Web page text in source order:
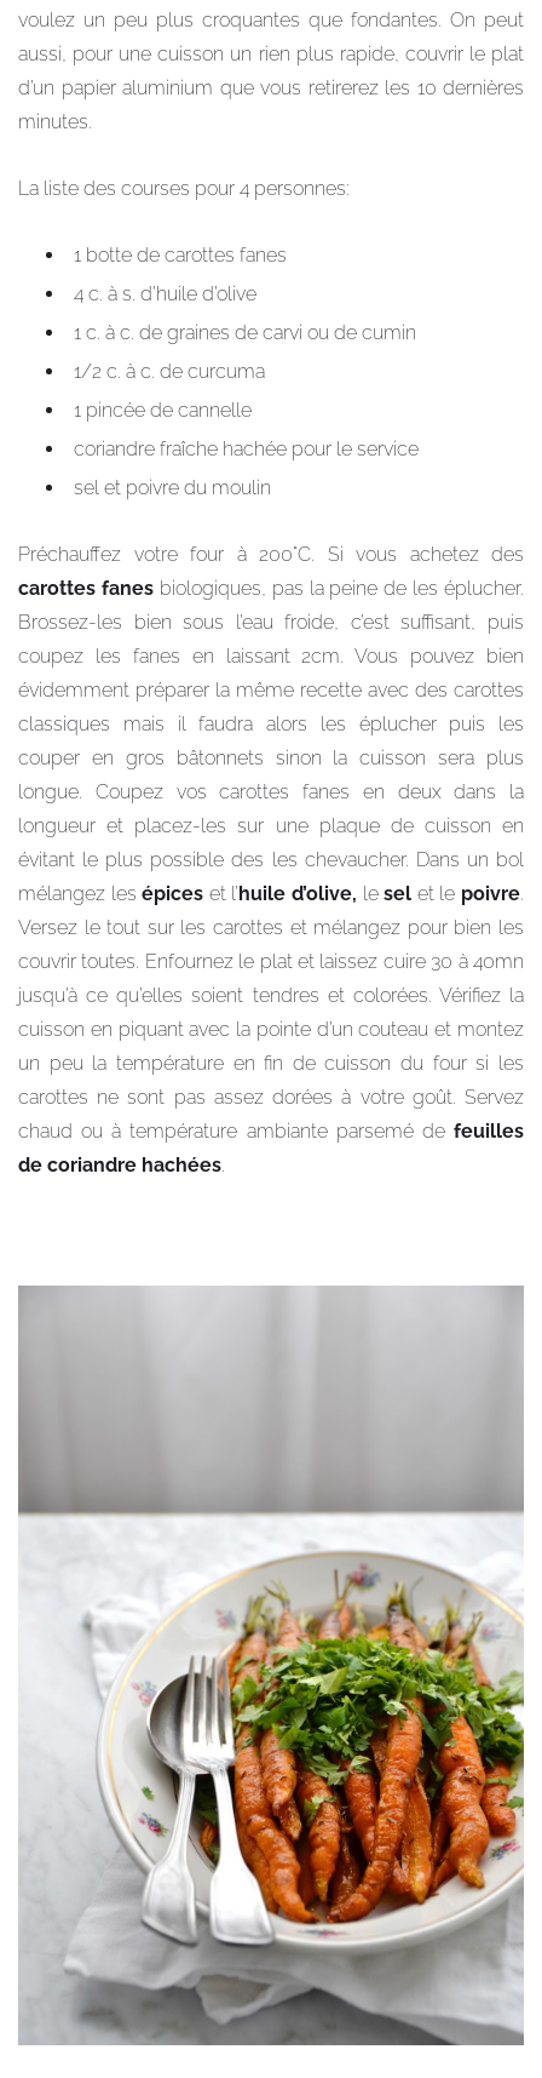
voulez un peu plus croquantes que fondantes. On peut
aussi, pour une cuisson un rien plus rapide, couvrir le plat
d’un papier aluminium que vous retirerez les 10 dernières
minutes.
La liste des courses pour 4 personnes:
1 botte de carottes fanes
4 c. à s. d’huile d’olive
1 c. à c. de graines de carvi ou de cumin
1/2 c. à c. de curcuma
1 pincée de cannelle
coriandre fraîche hachée pour le service
sel et poivre du moulin
Préchauffez votre four à 200°C. Si vous achetez des
carottes fanes biologiques, pas la peine de les éplucher.
Brossez-les bien sous l’eau froide, c’est suffisant, puis
coupez les fanes en laissant 2cm. Vous pouvez bien
évidemment préparer la même recette avec des carottes
classiques mais il faudra alors les éplucher puis les
couper en gros bâtonnets sinon la cuisson sera plus
longue. Coupez vos carottes fanes en deux dans la
longueur et placez-les sur une plaque de cuisson en
évitant le plus possible des les chevaucher. Dans un bol
mélangez lesépices et l’ huile d’olive, lesel et le poivre.
Versez le tout sur les carottes et mélangez pour bien les
couvrir toutes. Enfournez le plat et laissez cuire 30 à 40mn
jusqu’à ce qu’elles soient tendres et colorées. Vérifiez la
cuisson en piquant avec la pointe d’un couteau et montez
un peu la température en fin de cuisson du four si les
carottes ne sont pas assez dorées à votre goût. Servez
chaud ou à température ambiante parsemé de feuilles
de coriandre hachées.